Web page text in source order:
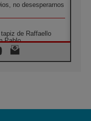
no desesperarnos
de Raffaello
Pablo
se compra con una